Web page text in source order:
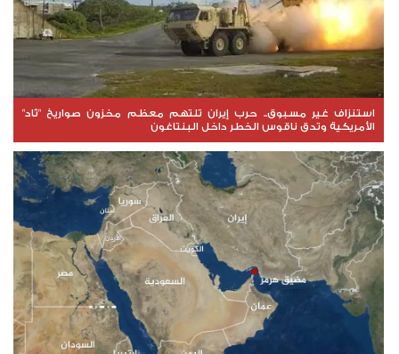
استنزاف غير مسبوق.. حرب إيران تلتهم معظم مخزون صواريخ "ثاد"
الأمريكية وتدق ناقوس الخطر داخل البنتاغون